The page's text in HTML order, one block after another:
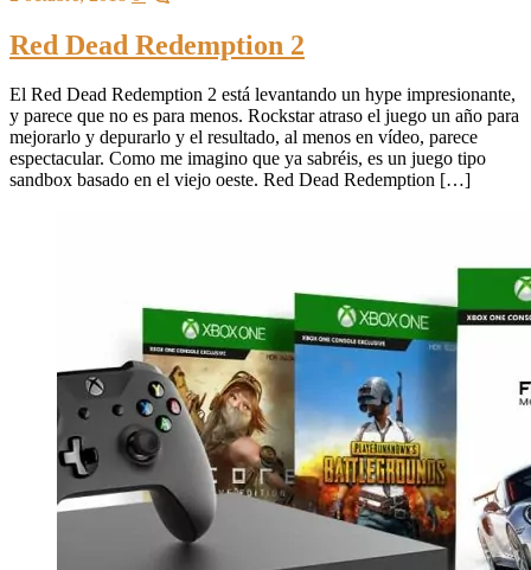
Red Dead Redemption 2
El Red Dead Redemption 2 está levantando un hype impresionante,
y parece que no es para menos. Rockstar atraso el juego un año para
mejorarlo y depurarlo y el resultado, al menos en vídeo, parece
espectacular. Como me imagino que ya sabréis, es un juego tipo
sandbox basado en el viejo oeste. Red Dead Redemption […]